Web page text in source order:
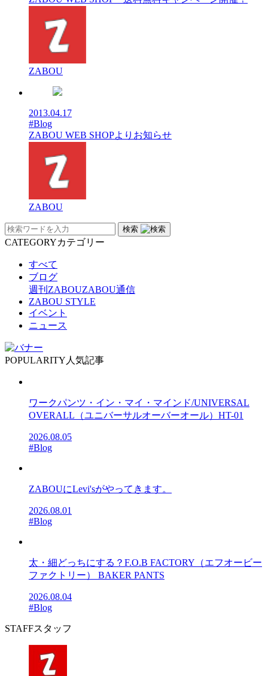
ZABOU
2013.04.17
#Blog
ZABOU WEB SHOPよりお知らせ
ZABOU
検索
CATEGORYカテゴリー
すべて
ブログ
週刊ZABOUZABOU通信
ZABOU STYLE
イベント
ニュース
POPULARITY 人気記事
ワークパンツ・イン・マイ・マインド/UNIVERSAL
OVERALL（ユニバーサルオーバーオール）HT-01
2026.08.05
#Blog
ZABOUにLevi'sがやってきます。
2026.08.01
#Blog
太・細どっちにする？F.O.B FACTORY（エフオービー
ファクトリー） BAKER PANTS
2026.08.04
#Blog
STAFFスタッフ